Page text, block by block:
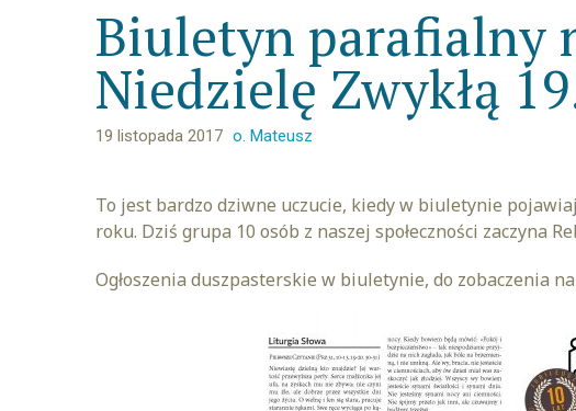
Biuletyn parafialny
Niedzielę Zwykłą
19 listopada 2017 o. Mateusz
To jest bardzo dziwne uczucie, kiedy w biuletynie
roku. Dziś grupa 10 osób z naszej społeczności zaczyna
Ogłoszenia duszpasterskie w biuletynie, do zobaczenia